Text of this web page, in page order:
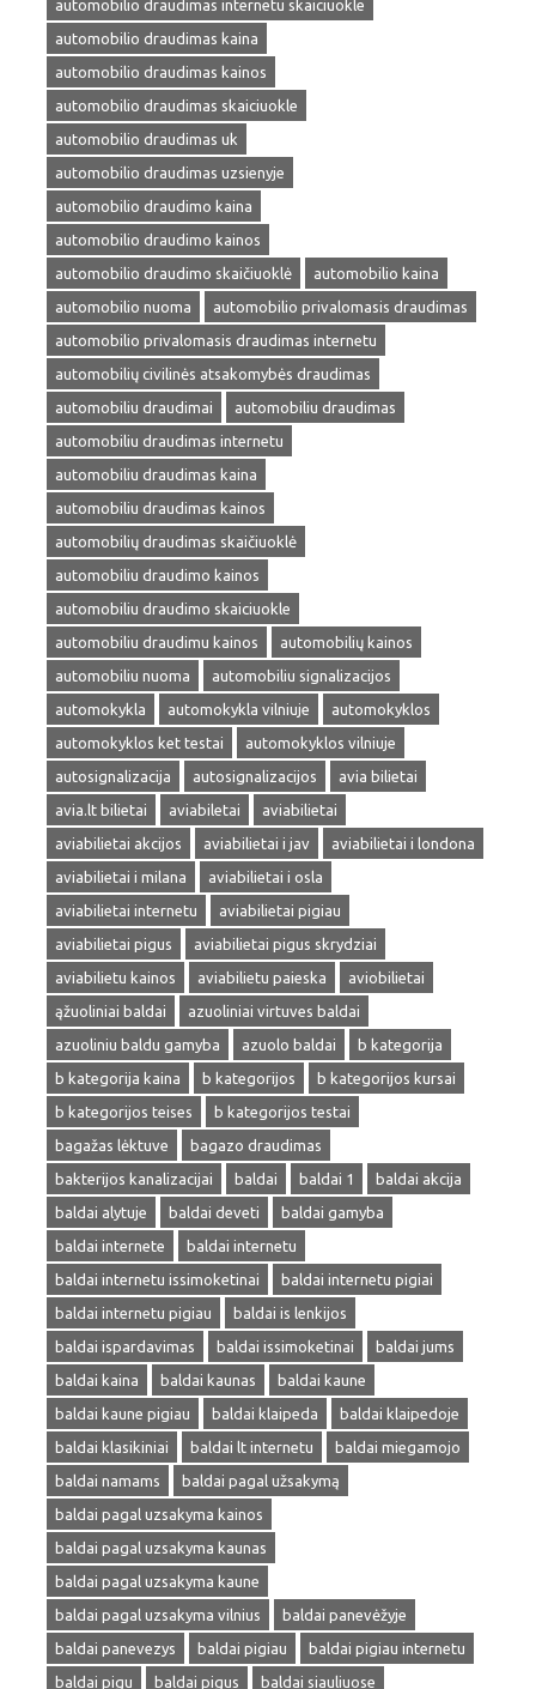
automobilio draudimas internetu skaiciuokle
automobilio draudimas kaina
automobilio draudimas kainos
automobilio draudimas skaiciuokle
automobilio draudimas uk
automobilio draudimas uzsienyje
automobilio draudimo kaina
automobilio draudimo kainos
automobilio draudimo skaičiuoklė
automobilio kaina
automobilio nuoma
automobilio privalomasis draudimas
automobilio privalomasis draudimas internetu
automobilių civilinės atsakomybės draudimas
automobiliu draudimai
automobiliu draudimas
automobiliu draudimas internetu
automobiliu draudimas kaina
automobiliu draudimas kainos
automobilių draudimas skaičiuoklė
automobiliu draudimo kainos
automobiliu draudimo skaiciuokle
automobiliu draudimu kainos
automobilių kainos
automobiliu nuoma
automobiliu signalizacijos
automokykla
automokykla vilniuje
automokyklos
automokyklos ket testai
automokyklos vilniuje
autosignalizacija
autosignalizacijos
avia bilietai
avia.lt bilietai
aviabiletai
aviabilietai
aviabilietai akcijos
aviabilietai i jav
aviabilietai i londona
aviabilietai i milana
aviabilietai i osla
aviabilietai internetu
aviabilietai pigiau
aviabilietai pigus
aviabilietai pigus skrydziai
aviabilietu kainos
aviabilietu paieska
aviobilietai
ąžuoliniai baldai
azuoliniai virtuves baldai
azuoliniu baldu gamyba
azuolo baldai
b kategorija
b kategorija kaina
b kategorijos
b kategorijos kursai
b kategorijos teises
b kategorijos testai
bagažas lėktuve
bagazo draudimas
bakterijos kanalizacijai
baldai baldai 1
baldai akcija
baldai alytuje
baldai deveti
baldai gamyba
baldai internete
baldai internetu
baldai internetu issimoketinai
baldai internetu pigiai
baldai internetu pigiau
baldai is lenkijos
baldai ispardavimas
baldai issimoketinai
baldai jums
baldai kaina
baldai kaunas
baldai kaune
baldai kaune pigiau
baldai klaipeda
baldai klaipedoje
baldai klasikiniai
baldai lt internetu
baldai miegamojo
baldai namams
baldai pagal užsakymą
baldai pagal uzsakyma kainos
baldai pagal uzsakyma kaunas
baldai pagal uzsakyma kaune
baldai pagal uzsakyma vilnius
baldai panevėžyje
baldai panevezys
baldai pigiau
baldai pigiau internetu
baldai pigu
baldai pigus baldai siauliuose